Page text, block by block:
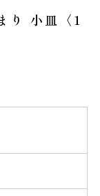
り 小皿〈1